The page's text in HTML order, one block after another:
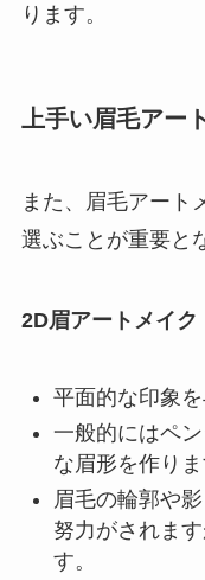
ります。
上手い眉毛アー
また、眉毛アート
選ぶことが重要と
2D眉アートメイク
平面的な印象
一般的にはペ
な眉形を作りま
眉毛の輪郭や
努力がされま
す。